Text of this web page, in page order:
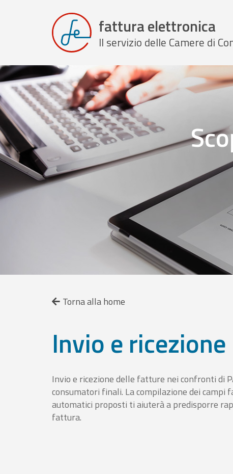
fattura elettronica
Il servizio delle Camere di
Torna alla home
Invio e ricezione
Invio e ricezione delle fatture nei confronti di
consumatori finali. La compilazione dei campi
automatici proposti ti aiuterà a predisporre
fattura.